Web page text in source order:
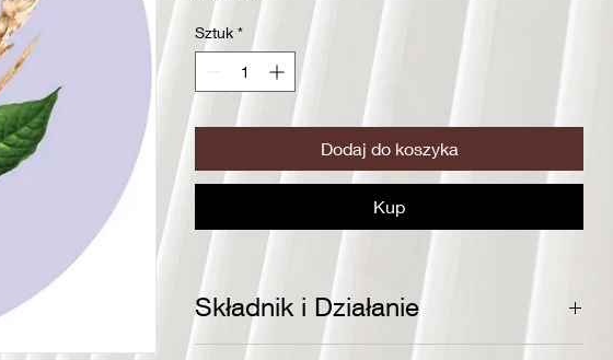
Sztuk *
Dodaj do koszyka
Kup
Składnik i Działanie